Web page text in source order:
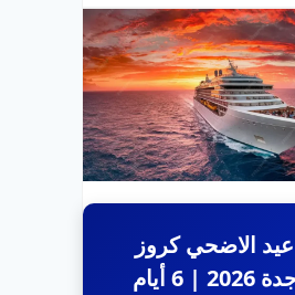
الاضحي كروز
ارويا من جدة 2026 | 6 أيام